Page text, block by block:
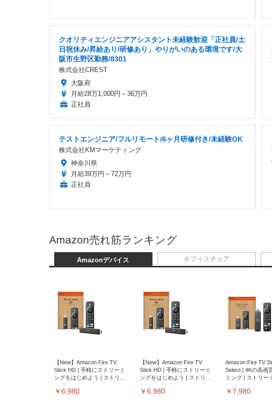
クオリティエンジニアアシスタント未経験歓迎「正社員/土
日祝休み/昇給あり/研修あり」やりがいのある環境です/大
阪市生野区勤務/8301
株式会社CREST
大阪府
月給28万1,000円～36万円
正社員
テストエンジニア/フルリモート/6ヶ月研修付き/未経験OK
株式会社KMマーケティング
神奈川県
月給39万円～72万円
正社員
Amazon売れ筋ランキング
Amazonデバイス
【New】Amazon Fire TV
Stick HD | 手軽にストリーミ
ングをはじめよう | ストリー
￥6,980
【New】Amazon Fire TV
Stick HD | 手軽にストリーミ
ングをはじめよう | ストリー
￥6,980
Amazon Fire TV
Select | 4Kの高画
ミング | ストリー
￥7,980
オフィスチェア